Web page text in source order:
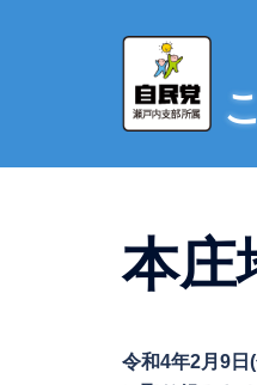
へ
本庄
令和4年2月9日